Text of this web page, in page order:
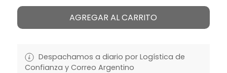
AGREGAR AL CARRITO
Despachamos a diario por Logística de
Confianza y Correo Argentino